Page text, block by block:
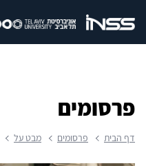
פרסומים
דף הבית פרסומים מבט על